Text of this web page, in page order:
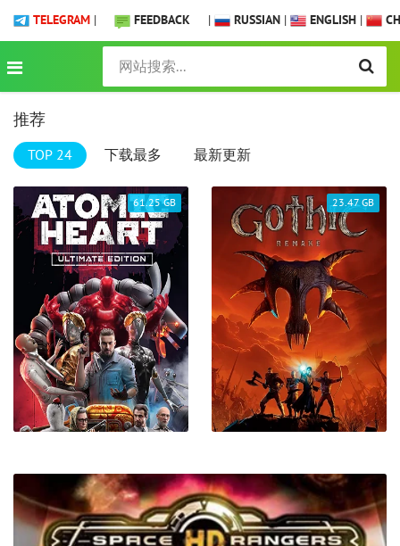
TELEGRAM | FEEDBACK | RUSSIAN | ENGLISH |
推荐
TOP 24 下载最多 最新更新
61.25 GB 23.47 GB